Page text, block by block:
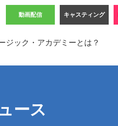
ジック・アカデミーとは？
キャスティング
動画配信
ース